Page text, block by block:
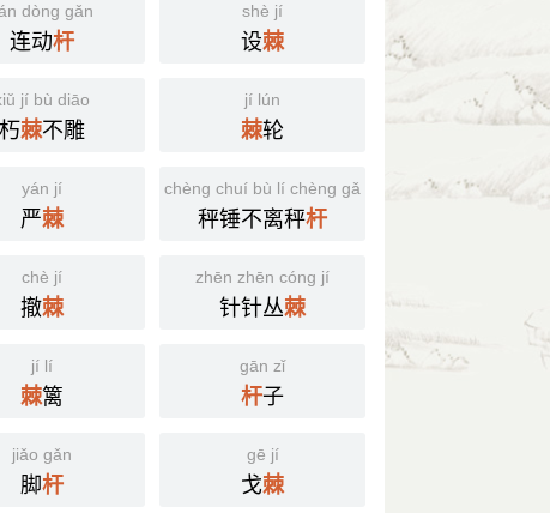
dòng gǎn
连动杆
shè jí
设棘
jí bù diāo
朽棘不雕
jí lún
棘轮
yán jí
严棘
chèng chuí bù lí chèng gǎn
秤锤不离秤杆
chè jí
撤棘
zhēn zhēn cóng jí
针针丛棘
jí lí
棘篱
gān zǐ
杆子
jiǎo gǎn
脚杆
gē jí
戈棘